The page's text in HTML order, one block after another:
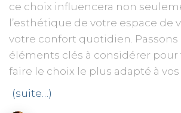
ce choix influencera non
l’esthétique de votre espace de
votre confort quotidien. Passons
éléments clés à considérer pour
faire le choix le plus adapté à vos
(suite…)